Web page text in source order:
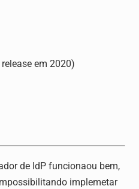
em 2020)
de IdP funcionaou bem,
implemetar